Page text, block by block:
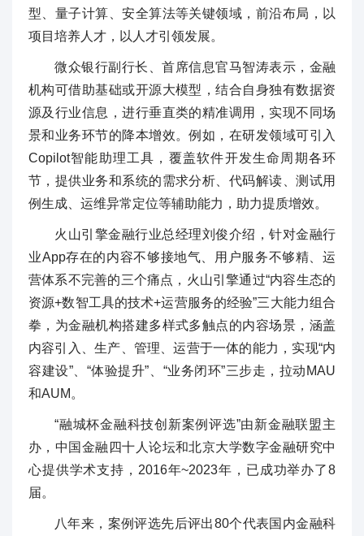
型、量子计算、安全算法等关键领域，前沿布局，以
项目培养人才，以人才引领发展。
微众银行副行长、首席信息官马智涛表示，金融
机构可借助基础或开源大模型，结合自身独有数据资
源及行业信息，进行垂直类的精准调用，实现不同场
景和业务环节的降本增效。例如，在研发领域可引入
Copilot智能助理工具，覆盖软件开发生命周期各环
节，提供业务和系统的需求分析、代码解读、测试用
例生成、运维异常定位等辅助能力，助力提质增效。
火山引擎金融行业总经理刘俊介绍，针对金融行
业App存在的内容不够接地气、用户服务不够精、运
营体系不完善的三个痛点，火山引擎通过“内容生态的
资源+数智工具的技术+运营服务的经验”三大能力组合
拳，为金融机构搭建多样式多触点的内容场景，涵盖
内容引入、生产、管理、运营于一体的能力，实现“内
容建设”、“体验提升”、“业务闭环”三步走，拉动MAU
和AUM。
“融城杯金融科技创新案例评选”由新金融联盟主
办，中国金融四十人论坛和北京大学数字金融研究中
心提供学术支持，2016年~2023年，已成功举办了8
届。
八年来，案例评选先后评出80个代表国内金融科